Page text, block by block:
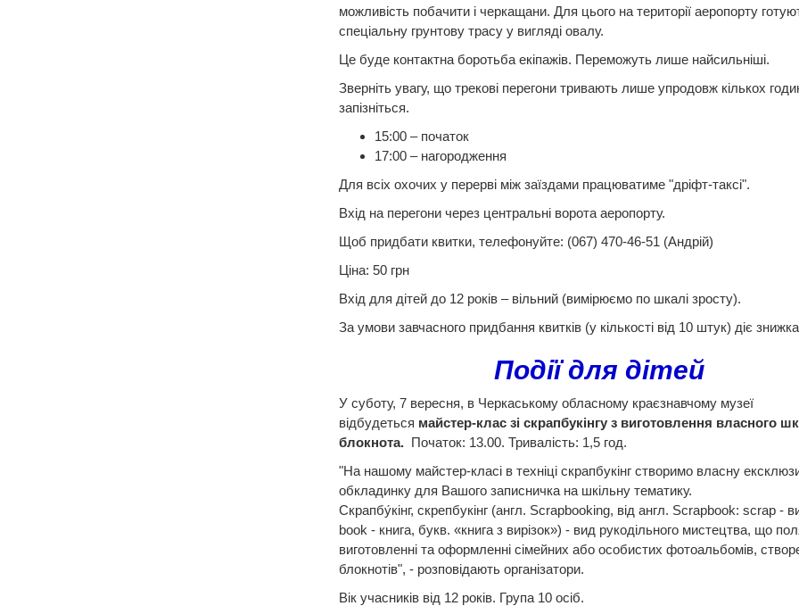
можливість побачити і черкащани. Для цього на території аеропорту
спеціальну грунтову трасу у вигляді овалу.
Це буде контактна боротьба екіпажів. Переможуть лише найсильніші.
Зверніть увагу, що трекові перегони тривають лише упродовж кількох
запізніться.
15:00 – початок
17:00 – нагородження
Для всіх охочих у перерві між заїздами працюватиме "дріфт-таксі".
Вхід на перегони через центральні ворота аеропорту.
Щоб придбати квитки, телефонуйте: (067) 470-46-51 (Андрій)
Ціна: 50 грн
Вхід для дітей до 12 років – вільний (вимірюємо по шкалі зросту).
За умови завчасного придбання квитків (у кількості від 10 штук) діє
Події для дітей
У суботу, 7 вересня, в Черкаському обласному краєзнавчому музеї
відбудеться майстер-клас зі скрапбукінгу з виготовлення власного
блокнота. Початок: 13.00. Тривалість: 1,5 год.
"На нашому майстер-класі в техніці скрапбукінг створимо власну
обкладинку для Вашого записничка на шкільну тематику.
Скрапбу́кінг, скрепбукінг (англ. Scrapbooking, від англ. Scrapbook: scrap -
book - книга, букв. «книга з вирізок») - вид рукодільного мистецтва, що
виготовленні та оформленні сімейних або особистих фотоальбомів,
блокнотів", - розповідають організатори.
Вік учасників від 12 років. Група 10 осіб.